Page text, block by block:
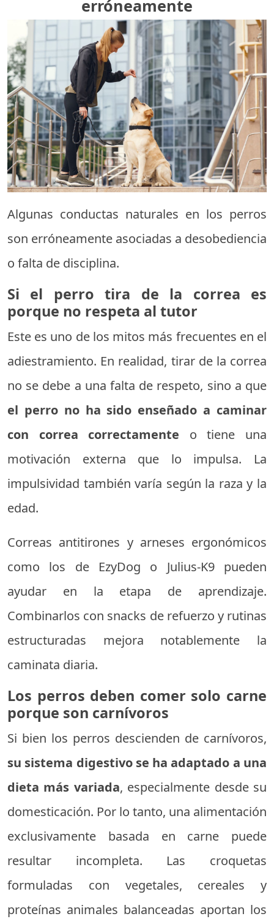
erróneamente
Algunas conductas naturales en los perros
son erróneamente asociadas a desobediencia
o falta de disciplina.
Si el perro tira de la correa es
porque no respeta al tutor
Este es uno de los mitos más frecuentes en el
adiestramiento. En realidad, tirar de la correa
no se debe a una falta de respeto, sino a que
el perro no ha sido enseñado a caminar
con correa correctamente o tiene una
motivación externa que lo impulsa. La
impulsividad también varía según la raza y la
edad.
Correas antitirones y arneses ergonómicos
como los de EzyDog o Julius-K9 pueden
ayudar en la etapa de aprendizaje.
Combinarlos con snacks de refuerzo y rutinas
estructuradas mejora notablemente la
caminata diaria.
Los perros deben comer solo carne
porque son carnívoros
Si bien los perros descienden de carnívoros,
su sistema digestivo se ha adaptado a una
dieta más variada, especialmente desde su
domesticación. Por lo tanto, una alimentación
exclusivamente basada en carne puede
resultar incompleta. Las croquetas
formuladas con vegetales, cereales y
proteínas animales balanceadas aportan los